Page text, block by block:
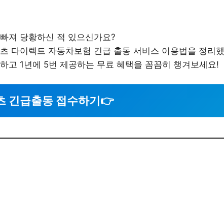
져 당황하신 적 있으신가요?
다이렉트 자동차보험 긴급 출동 서비스 이용법을 정리했
고 1년에 5번 제공하는 무료 혜택을 꼼꼼히 챙겨보세요!
긴급출동 접수하기 👉